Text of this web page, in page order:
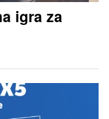
igra za